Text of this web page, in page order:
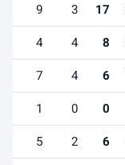
17
3
9
8
4
4
6
4
7
0
0
1
6
2
5